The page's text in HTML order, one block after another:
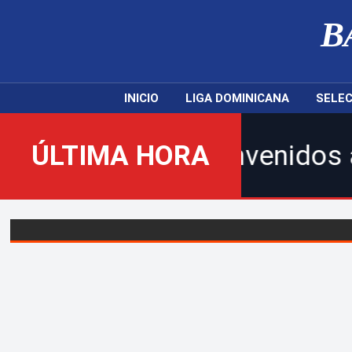
INICIO LIGA DOMINICANA
ÚLTIMA HORA
¡Bienvenidos al nuevo